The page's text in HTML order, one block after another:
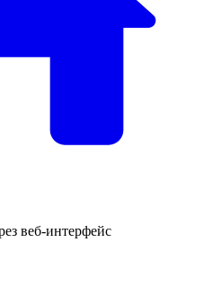
веб-интерфейс